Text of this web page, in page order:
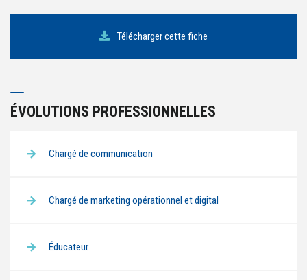
Télécharger cette fiche
ÉVOLUTIONS PROFESSIONNELLES
Chargé de communication
Chargé de marketing opérationnel et digital
Éducateur